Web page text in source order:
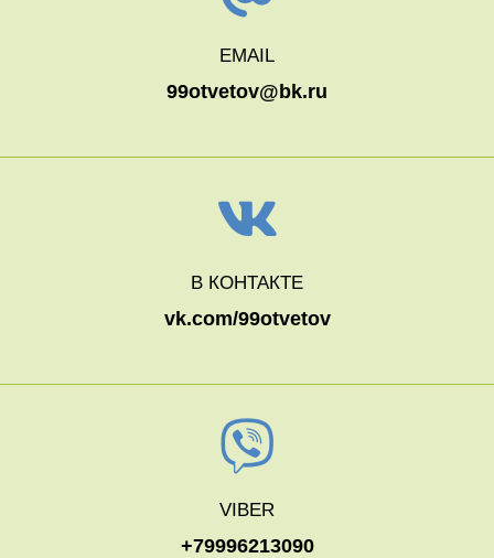
EMAIL
99otvetov@bk.ru
В КОНТАКТЕ
vk.com/99otvetov
VIBER
+79996213090